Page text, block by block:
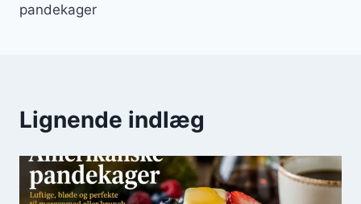
pandekager
Lignende indlæg